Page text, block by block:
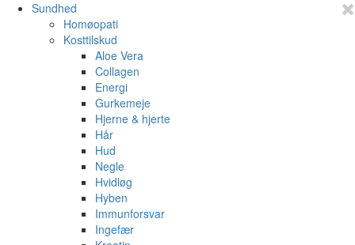
Sundhed
Homøopati
Kosttilskud
Aloe Vera
Collagen
Energi
Gurkemeje
Hjerne & hjerte
Hår
Hud
Negle
Hvidløg
Hyben
Immunforsvar
Ingefær